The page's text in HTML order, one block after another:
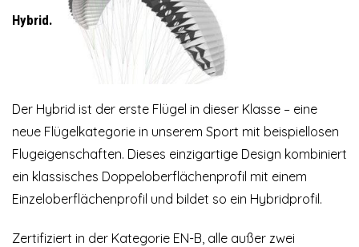
Hybrid.
Der Hybrid ist der erste Flügel in dieser Klasse – eine
neue Flügelkategorie in unserem Sport mit beispiellosen
Flugeigenschaften. Dieses einzigartige Design kombiniert
ein klassisches Doppeloberflächenprofil mit einem
Einzeloberflächenprofil und bildet so ein Hybridprofil.
Zertifiziert in der Kategorie EN-B, alle außer zwei